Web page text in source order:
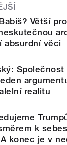
Větší
absurdní věci
Společnost
realitu
k
konec je v